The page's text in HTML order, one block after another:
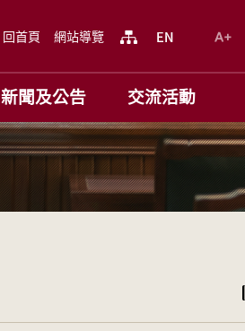
回首頁 網站導覽
新聞及公告 交流活動